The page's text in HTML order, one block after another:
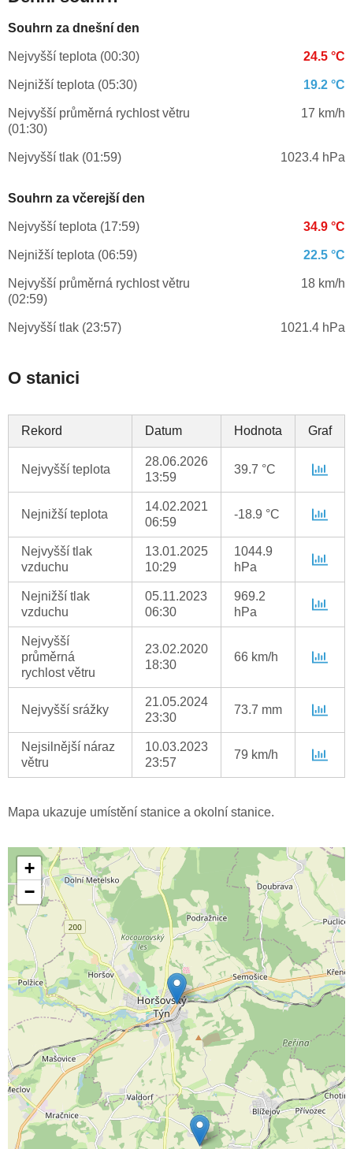
Souhrn za dnešní den
Nejvyšší teplota (00:30) 24.5 °C
Nejnižší teplota (05:30) 19.2 °C
Nejvyšší průměrná rychlost větru
(01:30)
17 km/h
Nejvyšší tlak (01:59) 1023.4 hPa
Souhrn za včerejší den
Nejvyšší teplota (17:59) 34.9 °C
Nejnižší teplota (06:59) 22.5 °C
Nejvyšší průměrná rychlost větru
(02:59)
18 km/h
Nejvyšší tlak (23:57) 1021.4 hPa
O stanici
Rekord Datum Hodnota Graf
Nejvyšší teplota
28.06.2026
13:59
39.7 °C
Nejnižší teplota
14.02.2021
06:59
-18.9 °C
Nejvyšší tlak
vzduchu
13.01.2025
10:29
1044.9
hPa
Nejnižší tlak
vzduchu
05.11.2023
06:30
969.2
hPa
Nejvyšší
průměrná
rychlost větru
23.02.2020
18:30
66 km/h
Nejvyšší srážky
21.05.2024
23:30
73.7 mm
Nejsilnější náraz
větru
10.03.2023
23:57
79 km/h
Mapa ukazuje umístění stanice a okolní stanice.
+
−